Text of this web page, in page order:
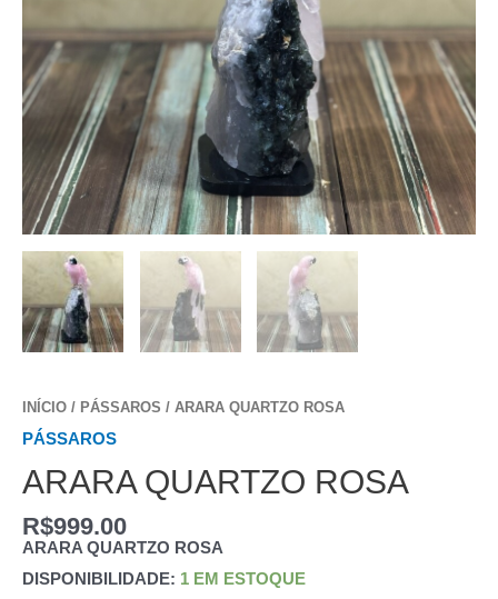
INÍCIO / PÁSSAROS / ARARA QUARTZO ROSA
PÁSSAROS
ARARA QUARTZO ROSA
R$999.00
ARARA QUARTZO ROSA
DISPONIBILIDADE: 1 EM ESTOQUE